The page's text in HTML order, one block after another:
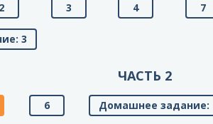
2 3 4 7
3
ЧАСТЬ 2
6 Домашнее задание: